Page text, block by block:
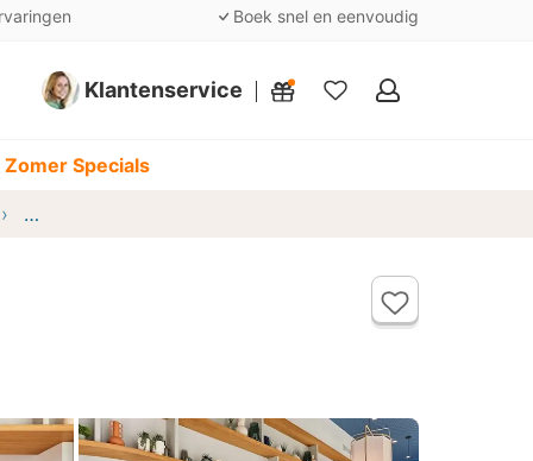
Boek snel en eenvoudig
Klantenservice
Mijn
Specials
Appart Hotel Odalys City Marseille Centre Euromed